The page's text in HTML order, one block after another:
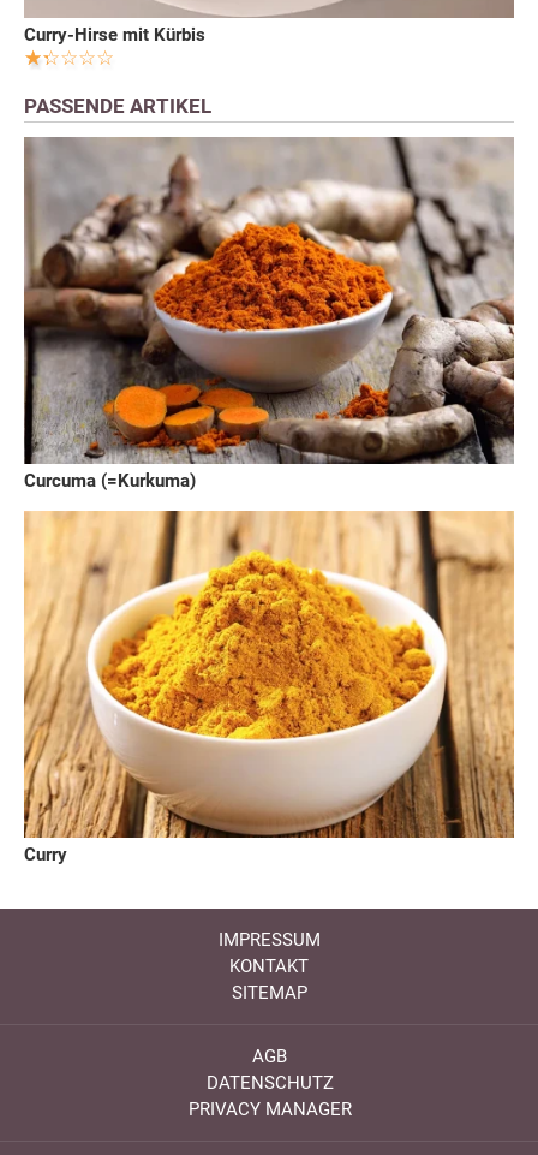
Curry-Hirse mit Kürbis
PASSENDE ARTIKEL
Curcuma (=Kurkuma)
Curry
IMPRESSUM
KONTAKT
SITEMAP
AGB
DATENSCHUTZ
PRIVACY MANAGER